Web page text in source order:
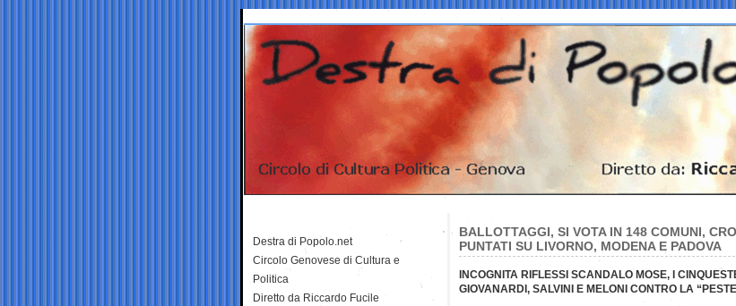
BALLOTTAGGI, SI VOTA IN 148 COMUNI,
PUNTATI SU LIVORNO, MODENA E PADOVA
INCOGNITA RIFLESSI SCANDALO MOSE, I
GIOVANARDI, SALVINI E MELONI CONTRO LA
Destra di Popolo.net
Circolo Genovese di Cultura e
Politica
Diretto da Riccardo Fucile